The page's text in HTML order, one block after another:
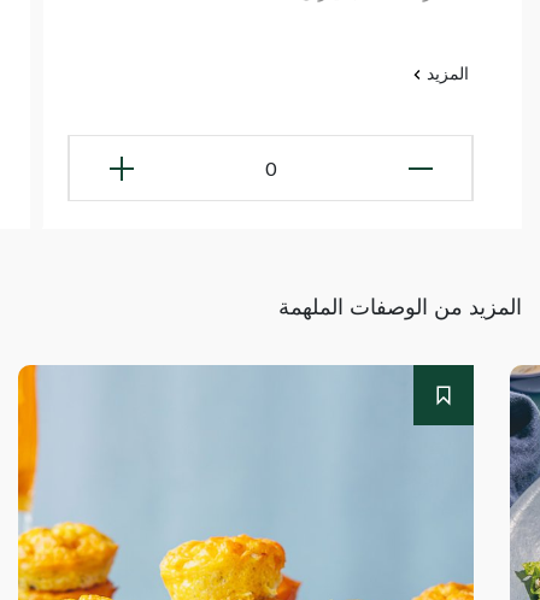
المزيد
0
المزيد من الوصفات الملهمة